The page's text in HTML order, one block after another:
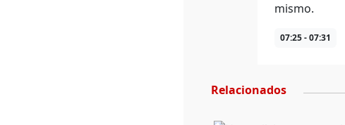
mismo.
07:25 - 07:31
Relacionados